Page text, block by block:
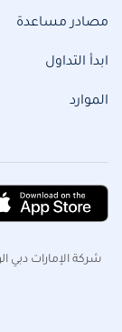
مصادر مساعدة
ابدأ التداول
الموارد
شركة الإمارات دبي